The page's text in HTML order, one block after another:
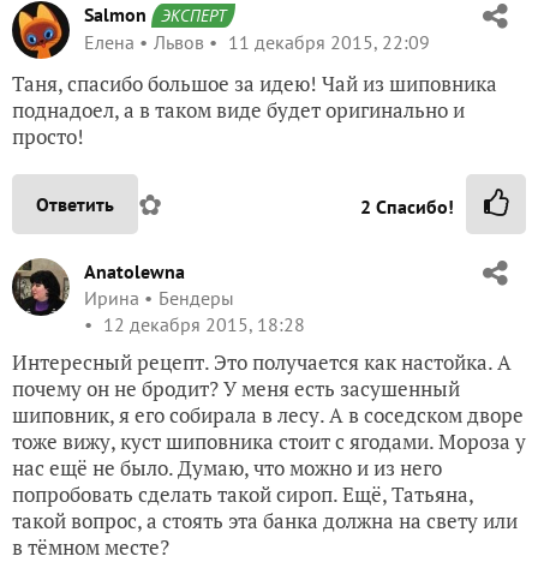
Salmon ЭКСПЕРТ
Елена Львов 11 декабря 2015, 22:09
Таня, спасибо большое за идею! Чай из шиповника
поднадоел, а в таком виде будет оригинально и
просто!
Ответить ✿ 2 Спасибо!
Anatolewna
Ирина
Бендеры
12 декабря 2015, 18:28
Интересный рецепт. Это получается как настойка. А
почему он не бродит? У меня есть засушенный
шиповник, я его собирала в лесу. А в соседском дворе
тоже вижу, куст шиповника стоит с ягодами. Мороза у
нас ещё не было. Думаю, что можно и из него
попробовать сделать такой сироп. Ещё, Татьяна,
такой вопрос, а стоять эта банка должна на свету или
в тёмном месте?